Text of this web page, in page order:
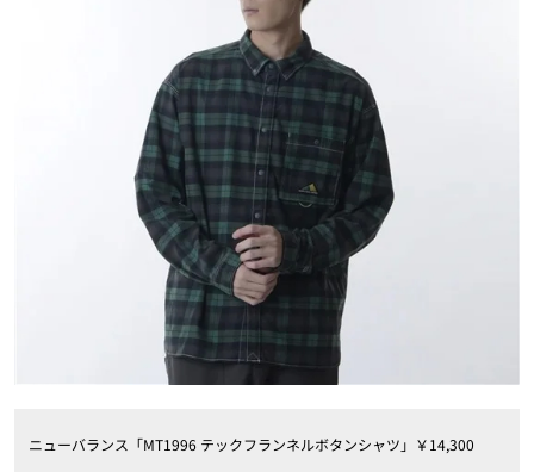
ニューバランス「MT1996 テックフランネルボタンシャツ」￥14,300